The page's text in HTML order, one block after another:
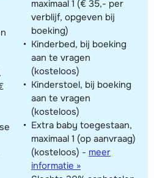
maximaal 1 (€ 35,- per
verblijf, opgeven bij
boeking)
Kinderbed, bij boeking
aan te vragen
(kosteloos)
Kinderstoel, bij boeking
aan te vragen
(kosteloos)
Extra baby toegestaan,
maximaal 1 (op aanvraag)
(kosteloos) - meer
informatie »